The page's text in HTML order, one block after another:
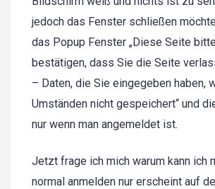
jedoch das Fenster schließen
das Popup Fenster „Diese Seite
bestätigen, dass Sie die Seite
– Daten, die Sie eingegeben haben,
Umständen nicht gespeichert“ und
nur wenn man angemeldet ist.
Jetzt frage ich mich warum kann ich
normal anmelden nur erscheint auf